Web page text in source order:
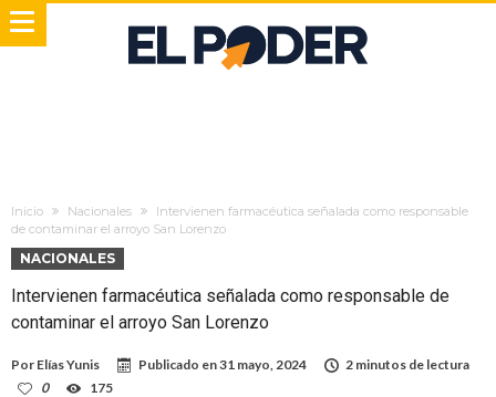
Inicio Nacionales
Intervienen farmacéutica señalada como responsable
de contaminar el arroyo San Lorenzo
NACIONALES
Intervienen farmacéutica señalada como responsable de
contaminar el arroyo San Lorenzo
Por Elías Yunis Publicado en31 mayo, 2024
2 minutos de lectura
0
175